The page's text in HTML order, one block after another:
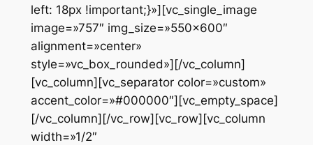
left: 18px !important;}»][vc_single_image
image=»757″ img_size=»550×600″
alignment=»center»
style=»vc_box_rounded»][/vc_column]
[vc_column][vc_separator color=»custom»
accent_color=»#000000″][vc_empty_space]
[/vc_column][/vc_row][vc_row][vc_column
width=»1/2″